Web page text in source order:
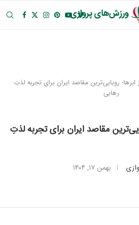
ابرها؛ رویایی‌ترین مقاصد ایران برای تجربه لذتِ
رهایی
مقاصد ایران برای تجربه لذتِ
بهمن ۱۷, ۱۴۰۴